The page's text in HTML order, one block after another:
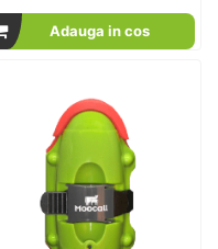
Adauga in cos